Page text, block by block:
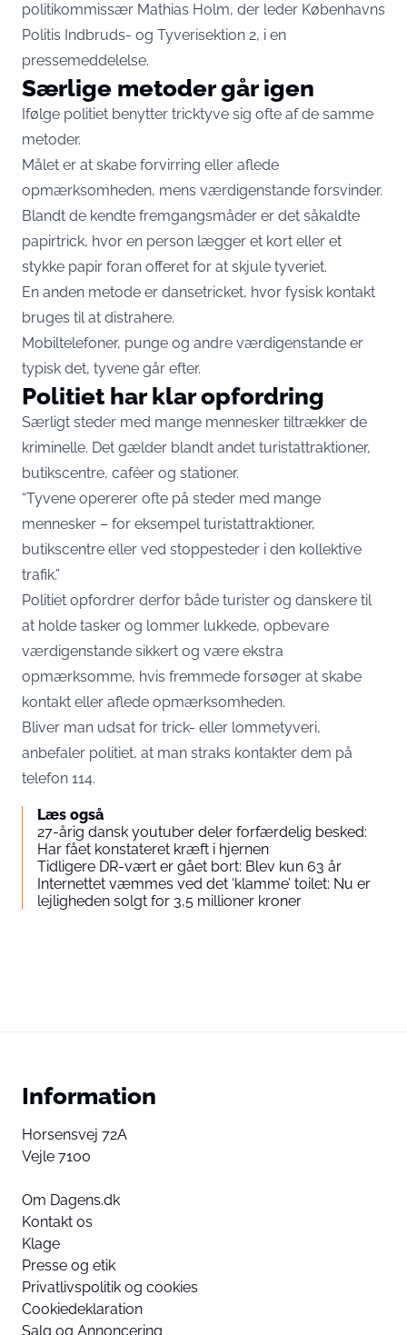
politikommissær Mathias Holm, der leder Københavns
Politis Indbruds- og Tyverisektion 2, i en
pressemeddelelse.
Særlige metoder går igen
Ifølge politiet benytter tricktyve sig ofte af de samme
metoder.
Målet er at skabe forvirring eller aflede
opmærksomheden, mens værdigenstande forsvinder.
Blandt de kendte fremgangsmåder er det såkaldte
papirtrick, hvor en person lægger et kort eller et
stykke papir foran offeret for at skjule tyveriet.
En anden metode er dansetricket, hvor fysisk kontakt
bruges til at distrahere.
Mobiltelefoner, punge og andre værdigenstande er
typisk det, tyvene går efter.
Politiet har klar opfordring
Særligt steder med mange mennesker tiltrækker de
kriminelle. Det gælder blandt andet turistattraktioner,
butikscentre, caféer og stationer.
“Tyvene opererer ofte på steder med mange
mennesker – for eksempel turistattraktioner,
butikscentre eller ved stoppesteder i den kollektive
trafik.”
Politiet opfordrer derfor både turister og danskere til
at holde tasker og lommer lukkede, opbevare
værdigenstande sikkert og være ekstra
opmærksomme, hvis fremmede forsøger at skabe
kontakt eller aflede opmærksomheden.
Bliver man udsat for trick- eller lommetyveri,
anbefaler politiet, at man straks kontakter dem på
telefon 114.
Læs også
27-årig dansk youtuber deler forfærdelig besked:
Har fået konstateret kræft i hjernen
Tidligere DR-vært er gået bort: Blev kun 63 år
Internettet væmmes ved det ‘klamme’ toilet: Nu er
lejligheden solgt for 3,5 millioner kroner
Information
Horsensvej 72A
Vejle 7100
Om Dagens.dk
Kontakt os
Klage
Presse og etik
Privatlivspolitik og cookies
Cookiedeklaration
Salg og Annoncering